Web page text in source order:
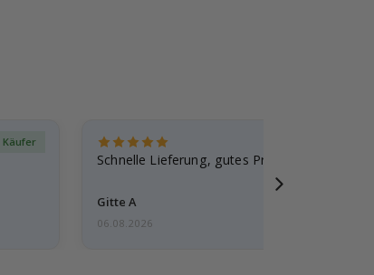
Schnelle Lieferung, gutes Produkt
Gitte A
06.08.2026